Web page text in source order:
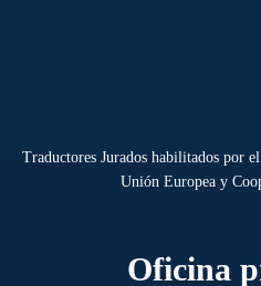
Traductores Jurados habilitados por
Unión Europea y
Oficina